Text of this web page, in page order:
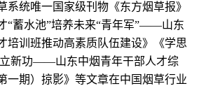
系统唯一国家级刊物《东方烟草报》
“蓄水池”培养未来“青年军”——山东
培训班推动高素质队伍建设》《学思
新功——山东中烟青年干部人才综
一期）掠影》等文章在中国烟草行业